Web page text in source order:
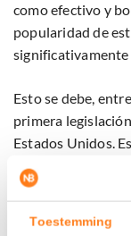
Toestemming
como efectivo y
popularidad de
Esto se debe,
primera
Estados Unidos.
aprobada en julio
Disponible en